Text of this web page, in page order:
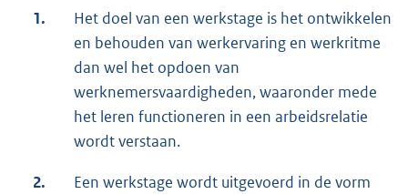
1.
Het doel van een werkstage is het ontwikkelen
en behouden van werkervaring en werkritme
dan wel het opdoen van
werknemersvaardigheden, waaronder mede
het leren functioneren in een arbeidsrelatie
wordt verstaan.
2.
Een werkstage wordt uitgevoerd in de vorm